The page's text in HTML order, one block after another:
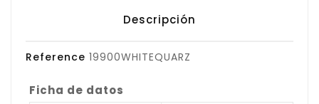
Descripción
Reference 19900WHITEQUARZ
Ficha de datos